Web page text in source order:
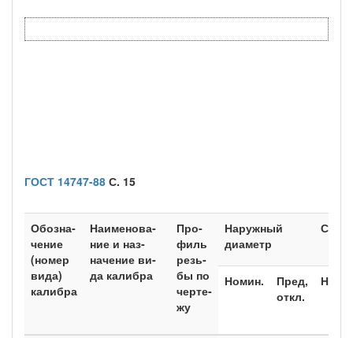
ГОСТ 14747-88 С. 15
Обозна­
чение
(номер
вида)
калибра
Наименова­
ние и наз­
начение ви­
да калибра
Про­
филь
резь­
бы по
черте­
жу
Наружный
диаметр
Номин.
Пред,
откл.